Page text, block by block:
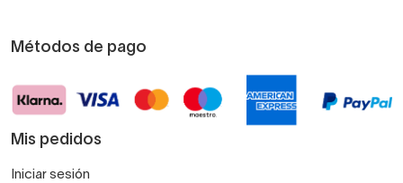
Métodos de pago
Mis pedidos
Iniciar sesión